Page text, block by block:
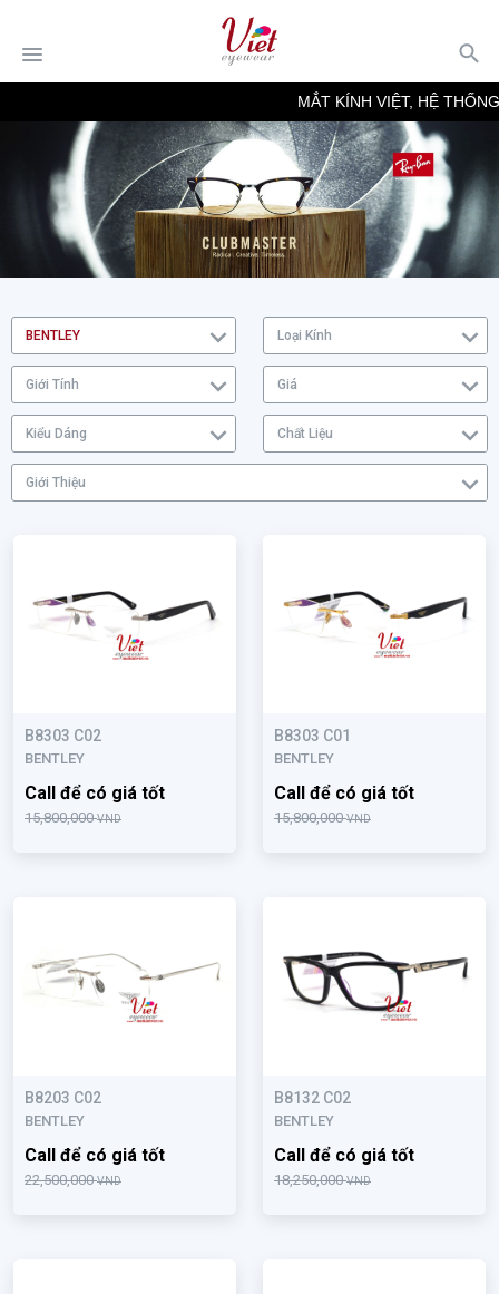
MẮT KÍNH VIỆT, HỆ
BENTLEY Loại Kính
Giới Tính Giá
Kiểu Dáng Chất Liệu
Giới Thiệu
B8303 C02
BENTLEY
15,800,000VND
Call để có giá tốt
B8303 C01
BENTLEY
15,800,000VND
Call để có giá tốt
B8203 C02
BENTLEY
22,500,000VND
Call để có giá tốt
B8132 C02
BENTLEY
18,250,000VND
Call để có giá tốt